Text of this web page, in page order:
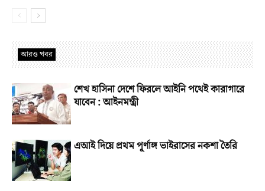
আরও খবর
শেখ হাসিনা দেশে ফিরলে আইনি পথেই কারাগারে
যাবেন : আইনমন্ত্রী
এআই দিয়ে প্রথম পূর্ণাঙ্গ ভাইরাসের নকশা তৈরি